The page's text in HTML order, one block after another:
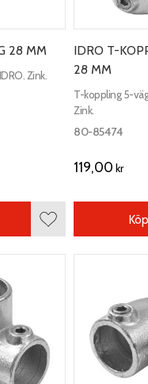
28 MM
Zink.
Lägg till i favoriter
IDRO T-
28 MM
T-koppling 5-
Zink.
80-85474
119,00 kr
Köp